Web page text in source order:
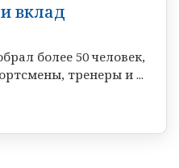
вклад
более 50 человек,
тренеры и ...